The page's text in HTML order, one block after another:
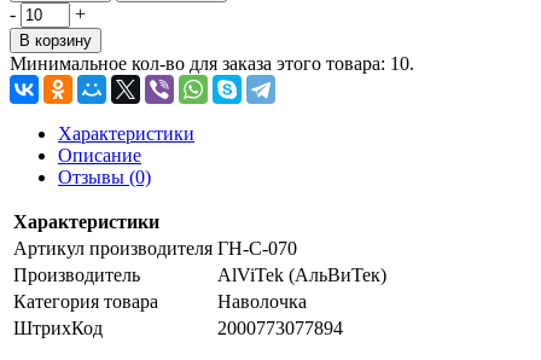
- +
В корзину
Минимальное кол-во для заказа этого товара: 10.
Характеристики
Описание
Отзывы (0)
Характеристики
Артикул производителя ГН-С-070
Производитель
AlViTek (АльВиТек)
Категория товара
Наволочка
ШтрихКод
2000773077894